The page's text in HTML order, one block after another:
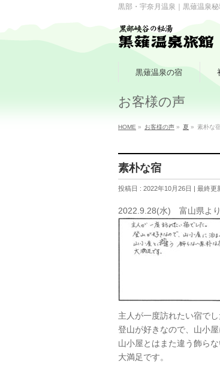
黒部・宇奈月温泉｜黒薙温泉
黒薙温泉の宿
お客様の声
HOME » お客様の声 » 夏 » 素朴な
素朴な宿
投稿日 : 2022年10月26日 最終更
2022.9.28(水) 富山県
主人が一度訪れたい宿でし
登山が好きなので、山小
山小屋とはまた違う飾ら
大満足です。